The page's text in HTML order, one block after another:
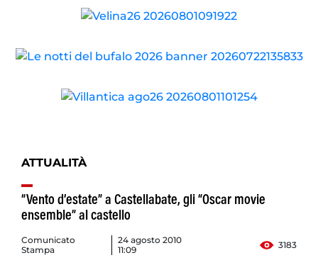
ATTUALITÀ
“Vento d’estate” a Castellabate, gli “Oscar movie
ensemble” al castello
Comunicato
Stampa
24 agosto 2010
11:09
3183